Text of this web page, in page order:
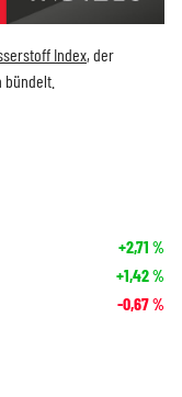
Index, der
+2,71 %
+1,42%
-0,67%